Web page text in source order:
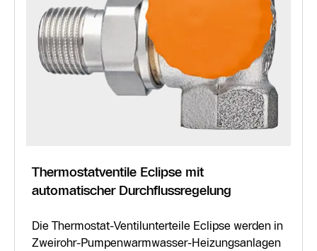
Thermostatventile Eclipse mit
automatischer Durchflussregelung
Die Thermostat-Ventilunterteile Eclipse werden in
Zweirohr-Pumpenwarmwasser-Heizungsanlagen